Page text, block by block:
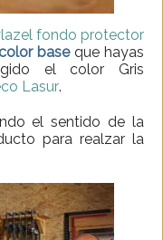
fondo protector
color base que hayas
el color Gris
Lasur.
el sentido de la
para realzar la